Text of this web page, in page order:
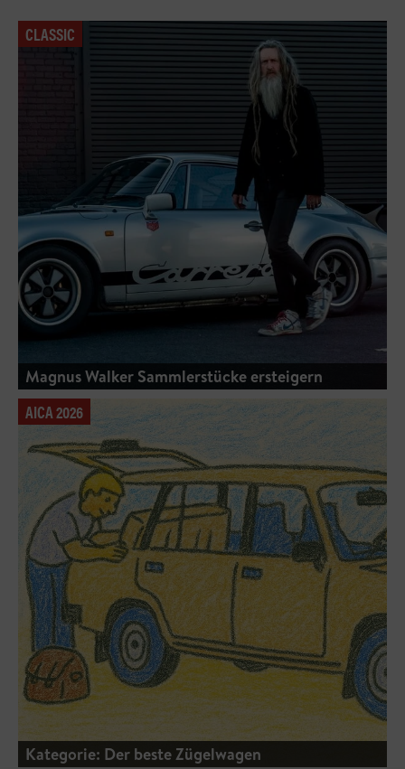
CLASSIC
Magnus Walker Sammlerstücke ersteigern
AICA 2026
Kategorie: Der beste Zügelwagen